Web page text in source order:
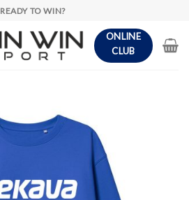
READY TO WIN?
ONLINE
CLUB